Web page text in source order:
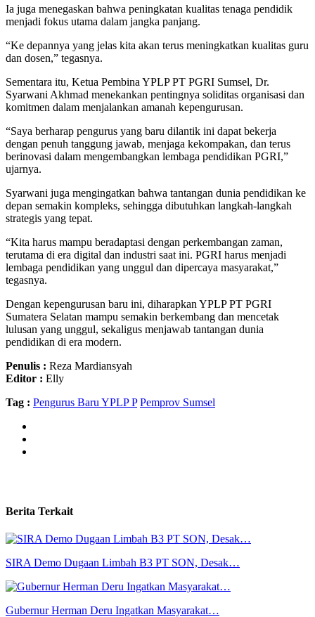
Ia juga menegaskan bahwa peningkatan kualitas tenaga pendidik
menjadi fokus utama dalam jangka panjang.
“Ke depannya yang jelas kita akan terus meningkatkan kualitas guru
dan dosen,” tegasnya.
Sementara itu, Ketua Pembina YPLP PT PGRI Sumsel, Dr.
Syarwani Akhmad menekankan pentingnya soliditas organisasi dan
komitmen dalam menjalankan amanah kepengurusan.
“Saya berharap pengurus yang baru dilantik ini dapat bekerja
dengan penuh tanggung jawab, menjaga kekompakan, dan terus
berinovasi dalam mengembangkan lembaga pendidikan PGRI,”
ujarnya.
Syarwani juga mengingatkan bahwa tantangan dunia pendidikan ke
depan semakin kompleks, sehingga dibutuhkan langkah-langkah
strategis yang tepat.
“Kita harus mampu beradaptasi dengan perkembangan zaman,
terutama di era digital dan industri saat ini. PGRI harus menjadi
lembaga pendidikan yang unggul dan dipercaya masyarakat,”
tegasnya.
Dengan kepengurusan baru ini, diharapkan YPLP PT PGRI
Sumatera Selatan mampu semakin berkembang dan mencetak
lulusan yang unggul, sekaligus menjawab tantangan dunia
pendidikan di era modern.
Penulis : Reza Mardiansyah
Editor : Elly
Tag : Pengurus Baru YPLP P Pemprov Sumsel
Berita Terkait
SIRA Demo Dugaan Limbah B3 PT SON, Desak…
Gubernur Herman Deru Ingatkan Masyarakat…